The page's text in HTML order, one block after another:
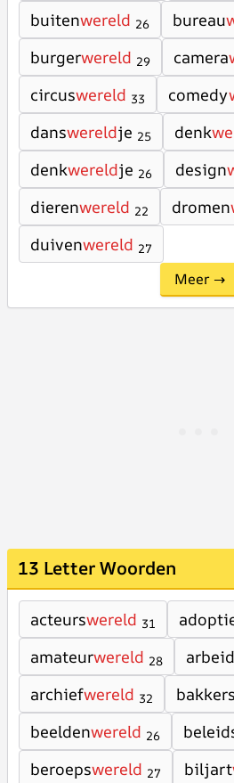
buitenwereld 26 bureau
burgerwereld 29 camera
circuswereld 33 comedy
danswereldje 25 denk
denkwereldje 26 design
dierenwereld 22 dromen
duivenwereld 27
Meer →
13 Letter Woorden
acteurswereld 31
amateurwereld 28
archiefwereld 32 bakkers
beeldenwereld 26
beroepswereld 27 biljart